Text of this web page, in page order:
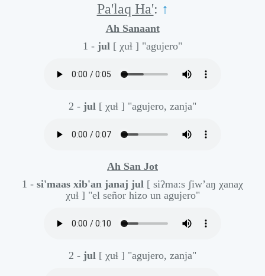
Pa'laq Ha': ↑
Ah Sanaant
1 - jul [ χuɬ ] "agujero"
2 - jul [ χuɬ ] "agujero, zanja"
Ah San Jot
1 - si'maas xib'an janaj jul [ siʔmaːs ʃiw’aŋ χanaχ
χuɬ ] "el señor hizo un agujero"
2 - jul [ χuɬ ] "agujero, zanja"